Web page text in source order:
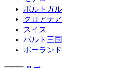
ポルトガル
クロアチア
スイス
バルト三国
ポーランド